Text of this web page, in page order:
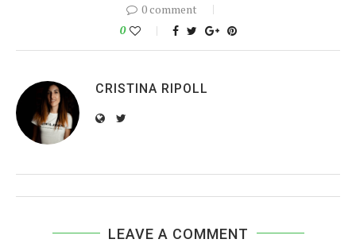
0 comment
0
CRISTINA RIPOLL
LEAVE A COMMENT